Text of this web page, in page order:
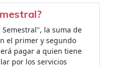
la suma de
el primer y segundo
pagar a quien tiene
por los servicios